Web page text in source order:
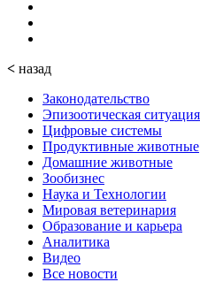
< назад
Законодательство
Эпизоотическая ситуация
Цифровые системы
Продуктивные животные
Домашние животные
Зообизнес
Наука и Технологии
Мировая ветеринария
Образование и карьера
Аналитика
Видео
Все новости